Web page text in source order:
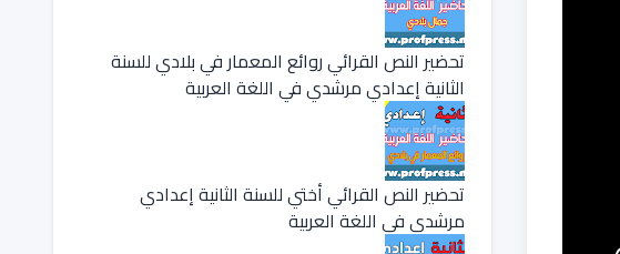
تحضير النص القرائي روائع المعمار في بلادي للسنة
الثانية إعدادي مرشدي في اللغة العربية
تحضير النص القرائي أختي للسنة الثانية إعدادي
مرشدي في اللغة العربية